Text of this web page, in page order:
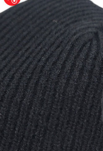
이코 라이프 하